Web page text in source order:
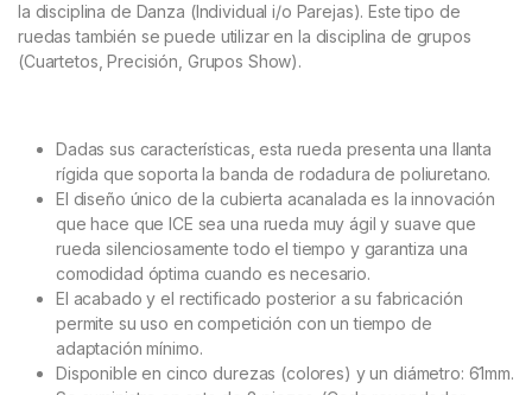
la disciplina de Danza (Individual i/o Parejas). Este tipo de
ruedas también se puede utilizar en la disciplina de grupos
(Cuartetos, Precisión, Grupos Show).
Dadas sus características, esta rueda presenta una llanta
rígida que soporta la banda de rodadura de poliuretano.
El diseño único de la cubierta acanalada es la innovación
que hace que ICE sea una rueda muy ágil y suave que
rueda silenciosamente todo el tiempo y garantiza una
comodidad óptima cuando es necesario.
El acabado y el rectificado posterior a su fabricación
permite su uso en competición con un tiempo de
adaptación mínimo.
Disponible en cinco durezas (colores) y un diámetro: 61mm.